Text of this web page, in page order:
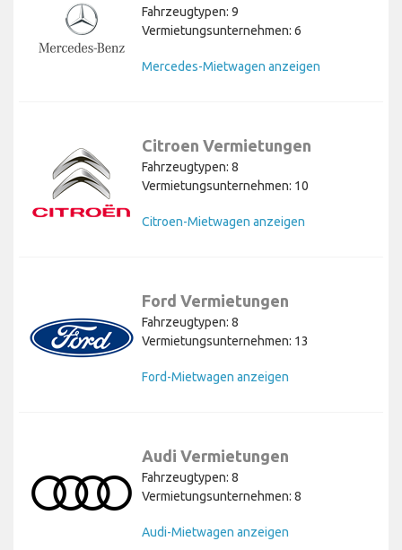
Fahrzeugtypen: 9
Vermietungsunternehmen: 6
Mercedes-Mietwagen anzeigen
Citroen Vermietungen
Fahrzeugtypen: 8
Vermietungsunternehmen: 10
Citroen-Mietwagen anzeigen
Ford Vermietungen
Fahrzeugtypen: 8
Vermietungsunternehmen: 13
Ford-Mietwagen anzeigen
Audi Vermietungen
Fahrzeugtypen: 8
Vermietungsunternehmen: 8
Audi-Mietwagen anzeigen